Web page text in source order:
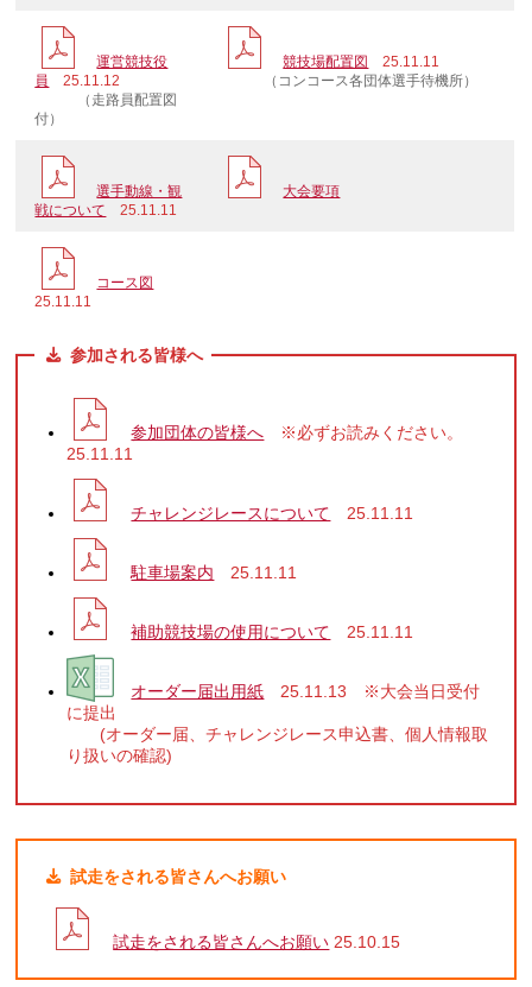
運営競技役
員
25.11.12
（走路員配置図
付）
競技場配置図
25.11.11
（コンコース各団体選手待機所）
選手動線・観
戦について
25.11.11
大会要項
コース図
25.11.11
参加される皆様へ
参加団体の皆様へ
※必ずお読みください。
25.11.11
チャレンジレースについて 25.11.11
駐車場案内 25.11.11
補助競技場の使用について 25.11.11
オーダー届出用紙 25.11.13
※大会当日受付
に提出
(オーダー届、チャレンジレース申込書、個人情報取
り扱いの確認)
試走をされる皆さんへお願い
試走をされる皆さんへお願い 25.10.15